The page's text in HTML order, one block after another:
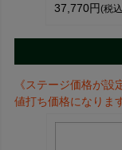
37,770円(税
《ステージ価格が
値打ち価格になりま